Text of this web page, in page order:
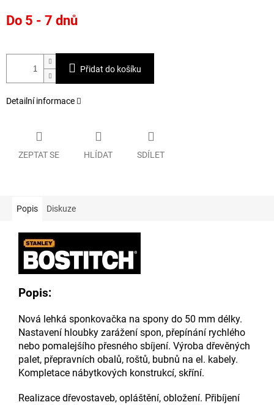
cena:
Do 5 - 7 dnů
Přidat do košíku
Detailní informace
ZEPTAT SE HLÍDAT SDÍLET
Popis Diskuze
Popis:
Nová lehká sponkovačka na spony do 50 mm délky.
Nastavení hloubky zarážení spon, přepínání rychlého
nebo pomalejšího přesného sbíjení. Výroba dřevěných
palet, přepravních obalů, roštů, bubnů na el. kabely.
Kompletace nábytkových konstrukcí, skříní.
Realizace dřevostaveb, opláštění, obložení. Přibíjení